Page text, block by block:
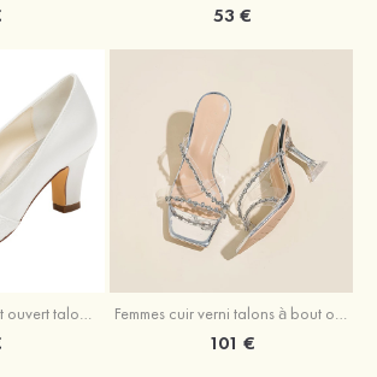
53 €
Dentelle satin à bout ouvert talon bas mariage chaussures Femmes cuir verni talons à bout ouvert sandales extérieur chaussures de mode
101 €